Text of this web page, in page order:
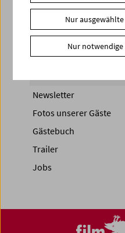
News
Newsletter
Fotos unserer Gäste
Gästebuch
Trailer
Jobs
Nur
Nur